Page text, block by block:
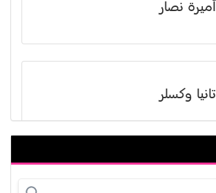
أميرة نصار
تانيا وكسلر